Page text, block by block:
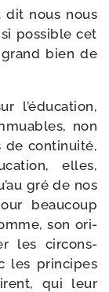
dit nous nous
pos­sible cet
bien de
l’é­du­ca­tion,
non
de conti­nui­té,
elles,
gré de nos
beau­coup
son ori­
les cir­cons­
les prin­cipes
qui leur